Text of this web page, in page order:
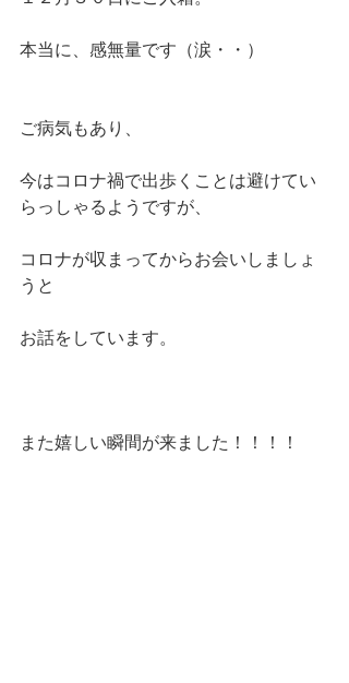
本当に、感無量です（涙・・）
ご病気もあり、
今はコロナ禍で出歩くことは避けてい
らっしゃるようですが、
コロナが収まってからお会いしましょ
うと
お話をしています。
また嬉しい瞬間が来ました！！！！